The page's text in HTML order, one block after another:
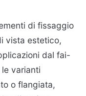
di fissaggio
vista estetico,
dal fai-
varianti
o flangiata,